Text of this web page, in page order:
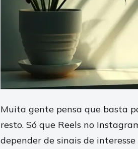
Muita gente pensa que basta
resto. Só que Reels no
depender de sinais de